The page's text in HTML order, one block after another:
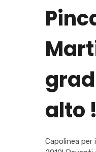
alto !
Capolinea per